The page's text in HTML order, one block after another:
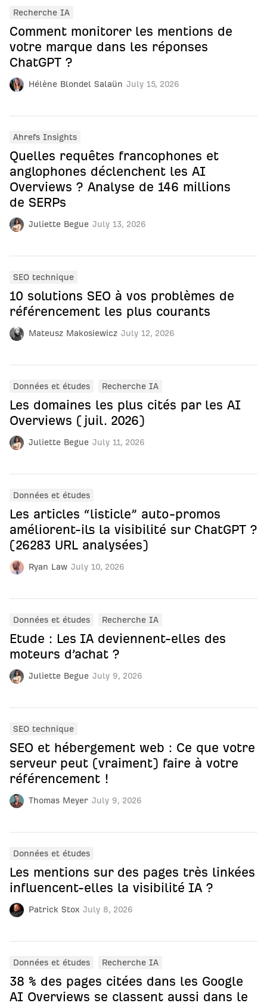
Hélène Blondel Salaün July 15, 2026
Recherche IA
Comment monitorer les mentions de
votre marque dans les réponses
ChatGPT ?
Juliette Begue July 13, 2026
Ahrefs Insights
Quelles requêtes francophones et
anglophones déclenchent les AI
Overviews ? Analyse de 146 millions
de SERPs
Mateusz Makosiewicz July 12, 2026
SEO technique
10 solutions SEO à vos problèmes de
référencement les plus courants
Juliette Begue July 11, 2026
Données et études Recherche IA
Les domaines les plus cités par les AI
Overviews (juil. 2026)
Ryan Law July 10, 2026
Données et études
Les articles “listicle” auto-promos
améliorent-ils la visibilité sur ChatGPT ?
(26283 URL analysées)
Juliette Begue July 9, 2026
Données et études Recherche IA
Etude : Les IA deviennent-elles des
moteurs d’achat ?
Thomas Meyer July 9, 2026
SEO technique
SEO et hébergement web : Ce que votre
serveur peut (vraiment) faire à votre
référencement !
Patrick Stox July 8, 2026
Données et études
Les mentions sur des pages très linkées
influencent-elles la visibilité IA ?
Données et études Recherche IA
38 % des pages citées dans les Google
AI Overviews se classent aussi dans le